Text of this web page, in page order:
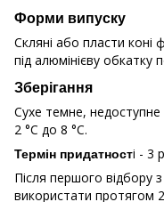
Форми випуску
Скляні або пласти коні
під алюмінієву обкатку
Сухе темне, недоступне
2 °С до 8 °С.
Термін придатності - 3
Після першого відбору
використати протягом